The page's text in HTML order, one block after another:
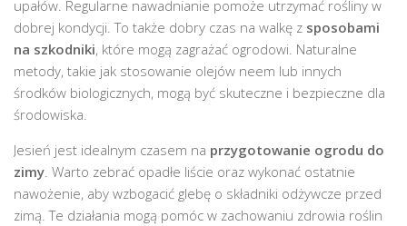
upałów. Regularne nawadnianie pomoże utrzymać rośliny w
dobrej kondycji. To także dobry czas na walkę z sposobami
na szkodniki, które mogą zagrażać ogrodowi. Naturalne
metody, takie jak stosowanie olejów neem lub innych
środków biologicznych, mogą być skuteczne i bezpieczne dla
środowiska.
Jesień jest idealnym czasem na przygotowanie ogrodu do
zimy. Warto zebrać opadłe liście oraz wykonać ostatnie
nawożenie, aby wzbogacić glebę o składniki odżywcze przed
zimą. Te działania mogą pomóc w zachowaniu zdrowia roślin